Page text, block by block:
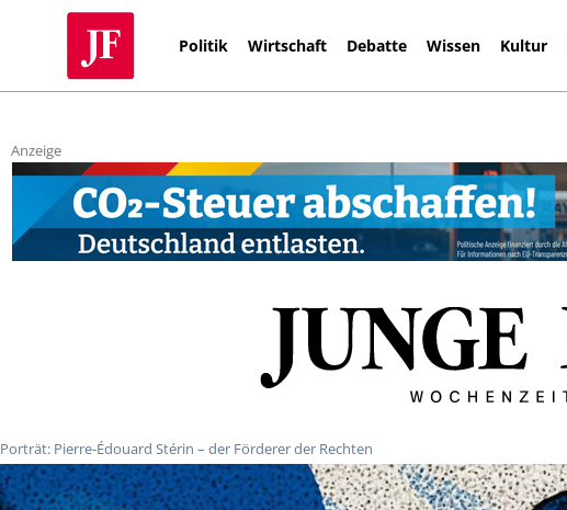
Politik Wirtschaft Debatte Wissen Kultur
Anzeige
Porträt: Pierre-Édouard Stérin – der Förderer der Rechten